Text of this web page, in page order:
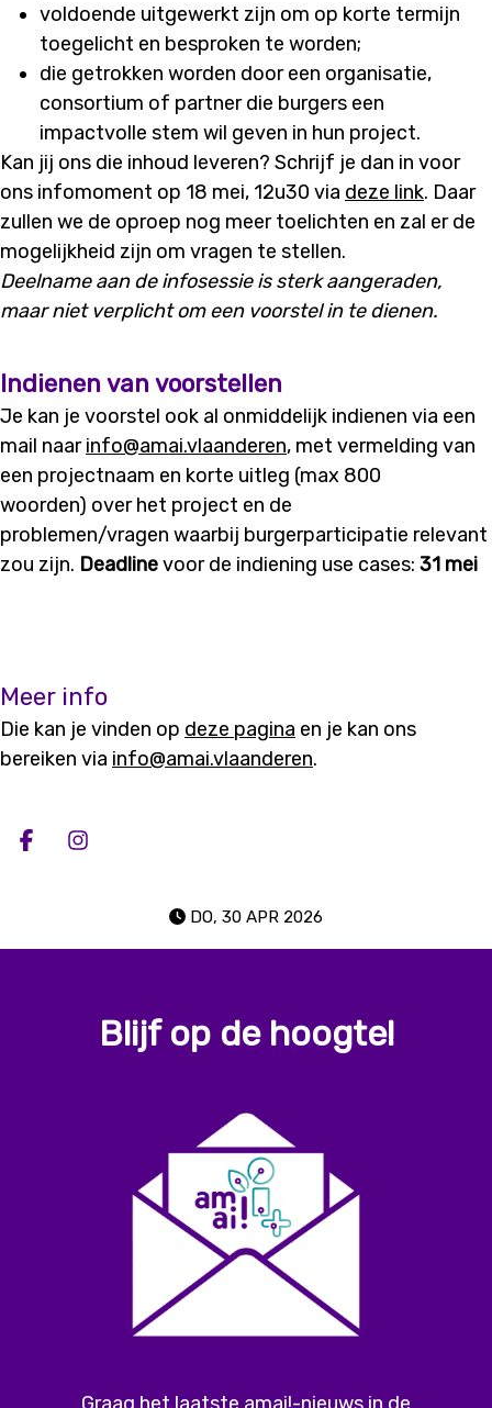
voldoende uitgewerkt zijn om op korte termijn
toegelicht en besproken te worden;
die getrokken worden door een organisatie,
consortium of partnerdie burgers een
impactvolle stem wil geven in hun project.
Kan jij ons die inhoud leveren? Schrijf je dan in voor
ons infomoment op 18 mei, 12u30 via deze link. Daar
zullen we de oproep nog meer toelichten en zal er de
mogelijkheid zijn om vragen te stellen.
Deelname aan de infosessie is sterk aangeraden,
maar niet verplicht om een voorstel in te dienen.
Indienen van voorstellen
Je kan je voorstel ook al onmiddelijk indienen via een
mail naarinfo@amai.vlaanderen, met vermelding van
een projectnaam en korte uitleg (max 800
woorden) overhet project en de
problemen/vragen waarbij burgerparticipatie relevant
zou zijn. Deadlinevoor de indiening use cases: 31 mei
Meer info
Die kan je vinden op deze pagina en je kan ons
bereiken via info@amai.vlaanderen.
Deel op facebook
Deel op Instagram
DO, 30 APR 2026
Blijf op de hoogte!